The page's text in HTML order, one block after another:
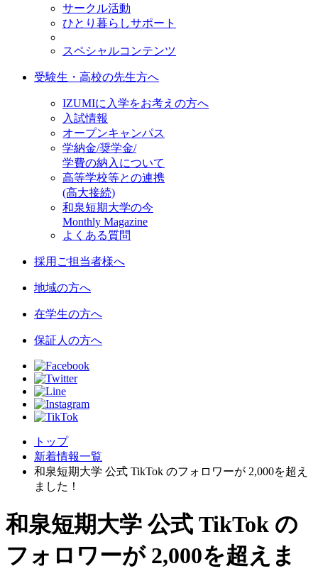
サークル活動
ひとり暮らしサポート
スペシャルコンテンツ
受験生・高校の先生方へ
IZUMIに入学をお考えの方へ
入試情報
オープンキャンパス
学納金/奨学金/
学費の納入について
高等学校等との連携
(高大接続)
和泉短期大学の今
Monthly Magazine
よくある質問
採用ご担当者様へ
地域の方へ
在学生の方へ
保証人の方へ
トップ
新着情報一覧
和泉短期大学 公式 TikTok のフォロワーが 2,000を超え
ました！
和泉短期大学 公式 TikTok の
フォロワーが 2,000を超えま